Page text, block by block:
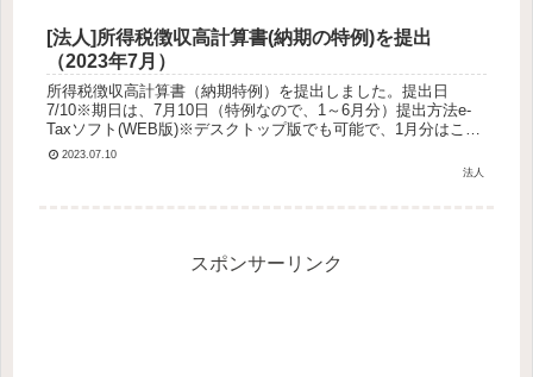
[法人]所得税徴収高計算書(納期の特例)を提出
（2023年7月）
所得税徴収高計算書（納期特例）を提出しました。提出日
7/10※期日は、7月10日（特例なので、1～6月分）提出方法e-
Taxソフト(WEB版)※デスクトップ版でも可能で、1月分はこっ
ちで出していた。次回からデスクトップ版で行う納付額の算出
2023.07.10
法人
スポンサーリンク